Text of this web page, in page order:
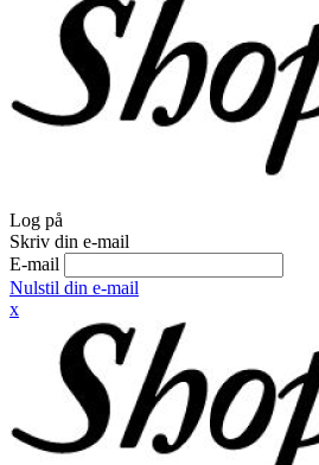
Log på
Skriv din e-mail
E-mail
Nulstil din e-mail
x